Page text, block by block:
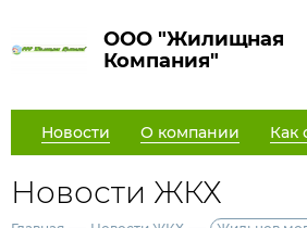
ООО "Жилищная
Компания"
Новости О компании Как
Новости ЖКХ